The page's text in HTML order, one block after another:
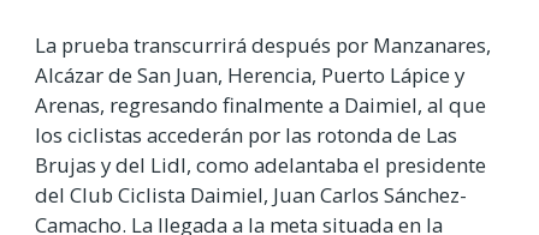
La prueba transcurrirá después por Manzanares,
Alcázar de San Juan, Herencia, Puerto Lápice y
Arenas, regresando finalmente a Daimiel, al que
los ciclistas accederán por las rotonda de Las
Brujas y del Lidl, como adelantaba el presidente
del Club Ciclista Daimiel, Juan Carlos Sánchez-
Camacho. La llegada a la meta situada en la